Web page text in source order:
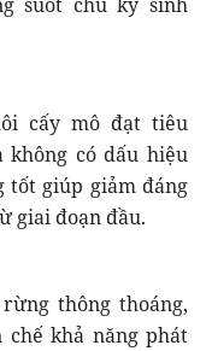
cấy mô đạt tiêu
không có dấu hiệu
tốt giúp giảm đáng
giai đoạn đầu.
thông thoáng,
khả năng phát